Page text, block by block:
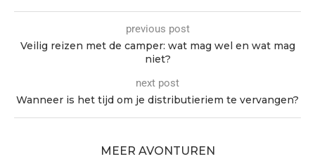
previous post
Veilig reizen met de camper: wat mag wel en wat mag
niet?
next post
Wanneer is het tijd om je distributieriem te vervangen?
MEER AVONTUREN